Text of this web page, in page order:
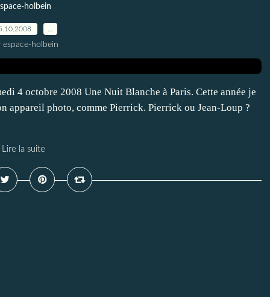
holbein
espace-holbein
4 octobre 2008 Une Nuit Blanche à Paris. Cette année je
appareil photo, comme Pierrick. Pierrick ou Jean-Loup ?
Lire la suite